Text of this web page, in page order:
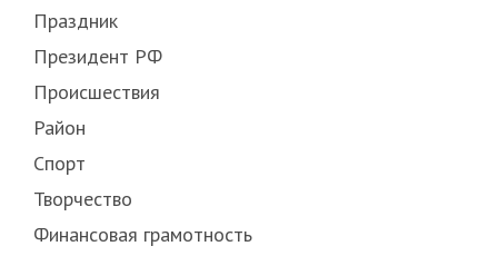
Праздник
Президент РФ
Происшествия
Район
Спорт
Творчество
Финансовая грамотность